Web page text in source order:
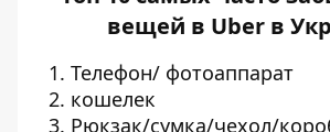
вещей в Uber в
Телефон/ фотоаппарат
кошелек
Рюкзак/сумка/чехол/